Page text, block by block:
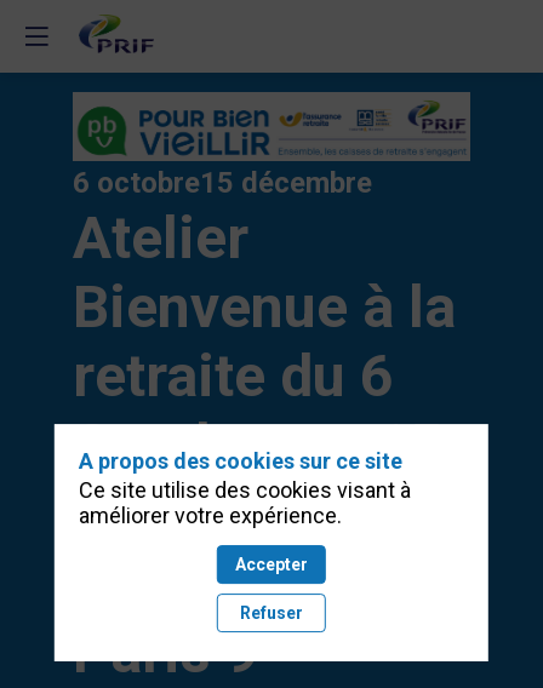
6 octobre15 décembre
Atelier
Bienvenue à la
retraite du 6
Octobre au 15
Décembre
2025 à 10h à
Paris 9
A propos des cookies sur ce site
Ce site utilise des cookies visant à
améliorer votre expérience.
Accepter
Refuser